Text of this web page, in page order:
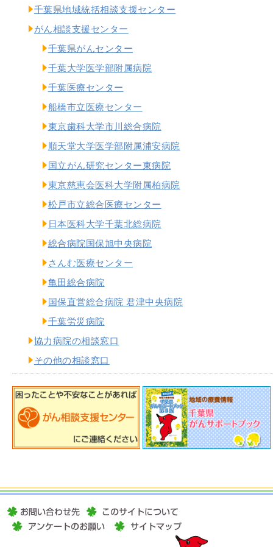
千葉県地域統括相談支援センター
がん相談支援センター
千葉県がんセンター
千葉大学医学部附属病院
千葉医療センター
船橋市立医療センター
東京歯科大学市川総合病院
順天堂大学医学部附属浦安病院
国立がん研究センター東病院
東京慈恵会医科大学附属柏病院
松戸市立総合医療センター
日本医科大学千葉北総病院
総合病院国保旭中央病院
さんむ医療センター
亀田総合病院
国保直営総合病院 君津中央病院
千葉労災病院
協力病院の相談窓口
その他の相談窓口